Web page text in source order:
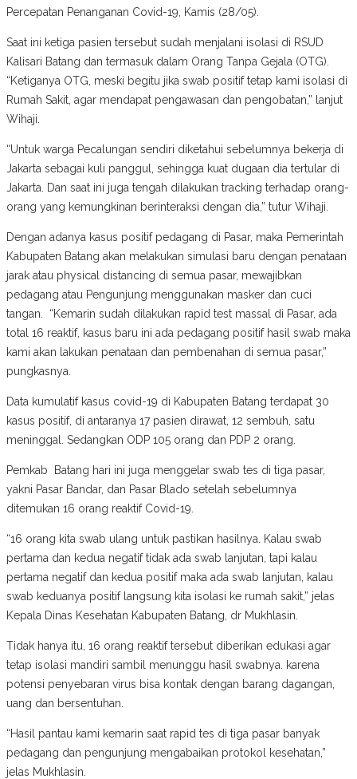
Percepatan Penanganan Covid-19, Kamis (28/05).
Saat ini ketiga pasien tersebut sudah menjalani isolasi di RSUD
Kalisari Batang dan termasuk dalam Orang Tanpa Gejala (OTG).
“Ketiganya OTG, meski begitu jika swab positif tetap kami isolasi di
Rumah Sakit, agar mendapat pengawasan dan pengobatan,” lanjut
Wihaji.
“Untuk warga Pecalungan sendiri diketahui sebelumnya bekerja di
Jakarta sebagai kuli panggul, sehingga kuat dugaan dia tertular di
Jakarta. Dan saat ini juga tengah dilakukan tracking terhadap orang-
orang yang kemungkinan berinteraksi dengan dia,” tutur Wihaji.
Dengan adanya kasus positif pedagang di Pasar, maka Pemerintah
Kabupaten Batang akan melakukan simulasi baru dengan penataan
jarak atau physical distancing di semua pasar, mewajibkan
pedagang atau Pengunjung menggunakan masker dan cuci
tangan. “Kemarin sudah dilakukan rapid test massal di Pasar, ada
total 16 reaktif, kasus baru ini ada pedagang positif hasil swab maka
kami akan lakukan penataan dan pembenahan di semua pasar,”
pungkasnya.
Data kumulatif kasus covid-19 di Kabupaten Batang terdapat 30
kasus positif, di antaranya 17 pasien dirawat, 12 sembuh, satu
meninggal. Sedangkan ODP 105 orang dan PDP 2 orang.
Pemkab Batang hari ini juga menggelar swab tes di tiga pasar,
yakni Pasar Bandar, dan Pasar Blado setelah sebelumnya
ditemukan 16 orang reaktif Covid-19.
“16 orang kita swab ulang untuk pastikan hasilnya. Kalau swab
pertama dan kedua negatif tidak ada swab lanjutan, tapi kalau
pertama negatif dan kedua positif maka ada swab lanjutan, kalau
swab keduanya positif langsung kita isolasi ke rumah sakit,” jelas
Kepala Dinas Kesehatan Kabupaten Batang, dr Mukhlasin.
Tidak hanya itu, 16 orang reaktif tersebut diberikan edukasi agar
tetap isolasi mandiri sambil menunggu hasil swabnya. karena
potensi penyebaran virus bisa kontak dengan barang dagangan,
uang dan bersentuhan.
“Hasil pantau kami kemarin saat rapid tes di tiga pasar banyak
pedagang dan pengunjung mengabaikan protokol kesehatan,”
jelas Mukhlasin.